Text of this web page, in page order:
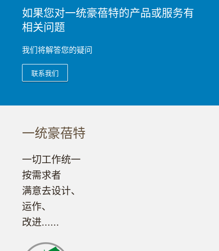
如果您对一统豪蓓特的产品或服务有
相关问题
我们将解答您的疑问
联系我们
一统豪蓓特
一切工作统一
按需求者
满意去设计、
运作、
改进......